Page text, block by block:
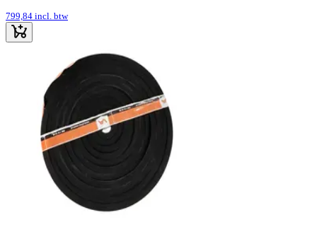
799,84 incl. btw